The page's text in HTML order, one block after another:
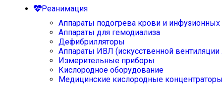
Реанимация
Аппараты подогрева крови и инфузионных
Аппараты для гемодиализа
Дефибрилляторы
Аппараты ИВЛ (искусственной вентиляции
Измерительные приборы
Кислородное оборудование
Медицинские кислородные